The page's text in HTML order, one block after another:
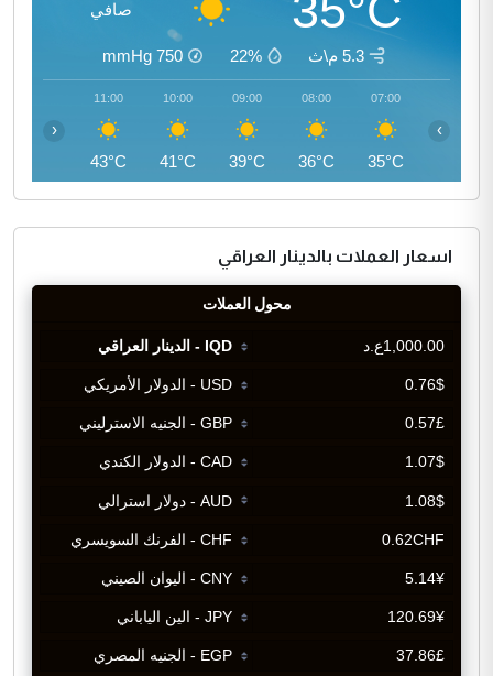
صافي
5.3 م\ث 22%
750
mmHg
07:00
35°C
08:00
36°C
09:00
39°C
10:00
41°C
11:00
43°C
‹ ›
اسعار العملات بالدينار العراقي